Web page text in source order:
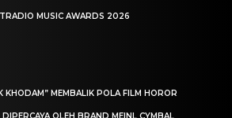
MUSIC AWARDS 2026
KHODAM” MEMBALIK POLA FILM HOROR